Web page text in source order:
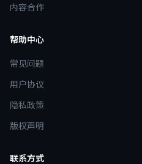
内容合作
帮助中心
常见问题
用户协议
隐私政策
版权声明
联系方式